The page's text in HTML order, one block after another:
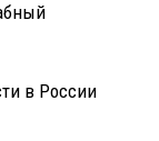
в России